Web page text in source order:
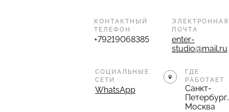
КОНТАКТНЫЙ
ТЕЛЕФОН
+79219068385
ЭЛЕКТРОННАЯ
ПОЧТА
enter-
studio@mail.ru
СОЦИАЛЬНЫЕ
СЕТИ
WhatsApp
ГДЕ
РАБОТАЕТ
Санкт-
Петербург,
Москва